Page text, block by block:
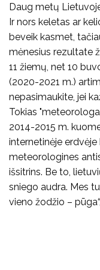
Daug metų
Ir nors keletas ar
beveik kasmet,
mėnesius rezultate
11 žiemų, net 10
(2020-2021 m.)
nepasimaukite, jei
Tokias
2014-2015 m.
internetinėje
meteorologines
išsitrins. Be to,
sniego audra. Mes
vieno žodžio –